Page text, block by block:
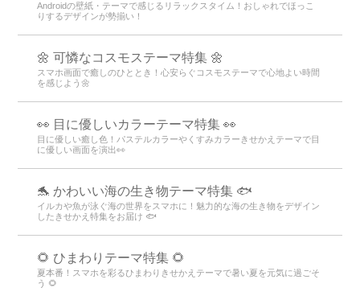
Androidの壁紙・テーマで感じるリラックスタイム！おしゃれでほっこ
りするデザインが勢揃い！
🌼 可憐なコスモステーマ特集 🌼
スマホ画面で癒しのひととき！心安らぐコスモステーマで心地よい時間
を感じよう🌼
👀 目に優しいカラーテーマ特集 👀
目に優しい癒し色！パステルカラーやくすみカラーきせかえテーマで目
に優しい画面を演出👀
🐬 かわいい海の生き物テーマ特集 🐟
イルカや魚が泳ぐ海の世界をスマホに！魅力的な海の生き物をデザイン
したきせかえ特集をお届け 🐟
🌻 ひまわりテーマ特集 🌻
夏本番！スマホを彩るひまわりきせかえテーマで暑い夏を元気に過ごそ
う 🌻